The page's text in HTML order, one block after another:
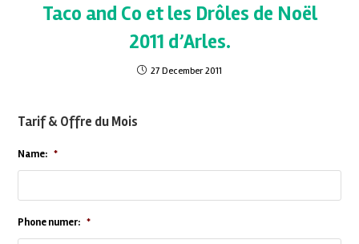
Taco and Co et les Drôles de Noël
2011 d’Arles.
27 December 2011
Tarif & Offre du Mois
Name: *
Phone numer: *